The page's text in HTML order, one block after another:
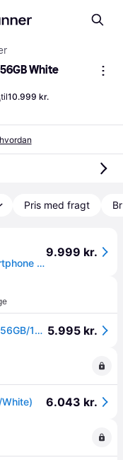
White
til10.999 kr.
Pris med fragt
Samsung Galaxy S26 Plus 5G smartphone 12/256GB (hvid)
9.999 kr.
Samsung Galaxy S26 Plus SM-S947 256GB/12GB - White. 5.995 kr.
6.043 kr.